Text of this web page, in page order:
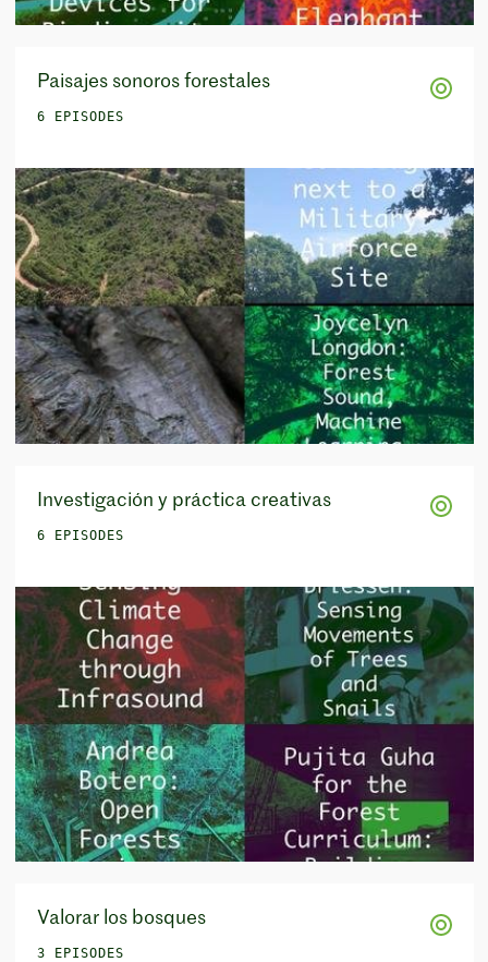
Paisajes sonoros forestales
6 EPISODES
Investigación y práctica creativas
6 EPISODES
Valorar los bosques
3 EPISODES